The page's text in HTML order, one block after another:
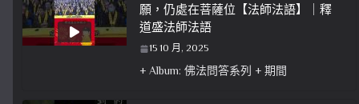
願，仍處在菩薩位【法師法語】｜釋
道盛法師法語
15 10 月, 2025
+ Album: 佛法問答系列 + 期間